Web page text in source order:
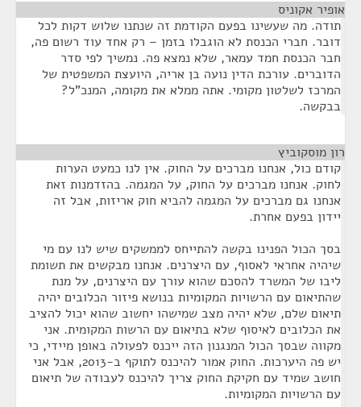
אופיר אקוניס
תודה. מה שעשינו בפעם הקודמת זה שנתנו שלוש דקות לכל
דובר. חברי הכנסת לא הוגבלו בזמן – רק אחד עוד רשום פה,
חבר הכנסת חמד עמאר, שלא נמצא פה. נמשיך לפי סדר
הדוברים. עורכת הדין נועה בן אריה, היועצת המשפטית של
המרכז לשלטון מקומי. אתה ממלא את מקומה, המנכ"ל?
בבקשה.
רון מוסקוביץ
קודם כול, אנחנו מברכים על החוק. אין לנו כמעט הערות
לחוק. אנחנו מברכים על החוק, על המגמה. בהזדמנות זאת
אנחנו גם מברכים על המגמה להביא חוק אריזות, אבל זה
יידון בפעם אחרת.
בסך הכול הפנינו בקשה להתייחס לממשקים שיש לנו עם מי
שיהיה אחראי לאסוף, עם היצרנים. אנחנו מבקשים את תשומת
ליבו של המשרד להסכם שהוא עורך עם היצרנים, על מנת
שהתיאום עם הרשויות המקומיות בנושא פיזור הכלובים יהיה
תיאום שלם, שלא יהיה מצב שמישהו יחשוב שהוא יכול להציב
את הכלובים לאיסוף שלא בתיאום עם הרשות המקומית. אני
מקווה שבסך הכול המנגנון הזה ייכנס לפעולה באופן מיידי, כי
יש פה היערכות. החוק אמור להיכנס לתוקף ב-2013, אבל אני
חושב שמיד עם חקיקת החוק צריך להיכנס לעבודה של תיאום
עם הרשויות המקומיות.